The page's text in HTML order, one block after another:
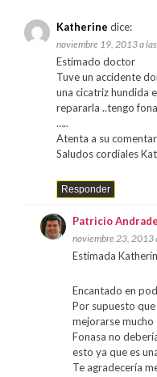
Katherine dice:
noviembre 19, 2013 a
Estimado doctor
Tuve un accidente
una cicatriz hundida
repararla ..tengo
…..
Atenta a su
Saludos cordiales
Responder
Patricio
noviembre 23, 2013
Estimada
Encantado en
Por supuesto
mejorarse mucho
Fonasa no
esto ya que es
Te agradecería